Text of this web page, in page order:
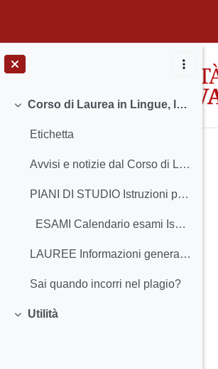
Minimizza
Corso di Laurea in Lingue, letterature e culture moderne
Etichetta
Avvisi e notizie dal Corso di Laurea Insegnamen...
PIANI DI STUDIO Istruzioni per la compilazione ...
ESAMI Calendario esami Iscrizione agli esam...
LAUREE Informazioni generali Periodi e scadenz...
Sai quando incorri nel plagio?
Minimizza
Utilità